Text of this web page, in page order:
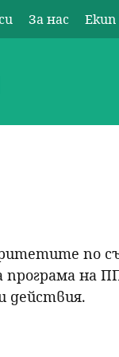
За нас Екип
по
на
действия.